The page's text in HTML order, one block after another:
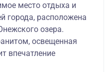
место отдыха и
города, расположена
озера.
освещенная
впечатление